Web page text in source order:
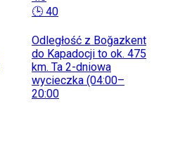
🕒 40
Odległość z Boğazkent
do Kapadocji to ok. 475
km. Ta 2-dniowa
wycieczka (04:00–
20:00